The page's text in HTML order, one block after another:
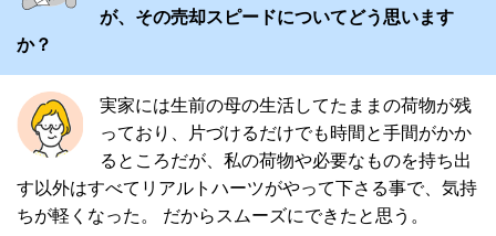
が、その売却スピードについてどう思います
か？
実家には生前の母の生活してたままの荷物が残
っており、片づけるだけでも時間と手間がかか
るところだが、私の荷物や必要なものを持ち出
す以外はすべてリアルトハーツがやって下さる事で、気持
ちが軽くなった。 だからスムーズにできたと思う。